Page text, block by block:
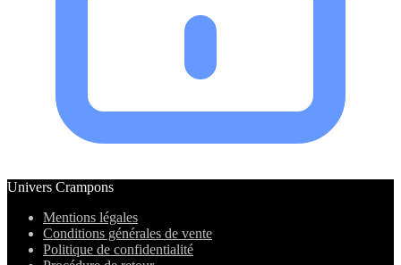
Univers Crampons
Mentions légales
Conditions générales de vente
Politique de confidentialité